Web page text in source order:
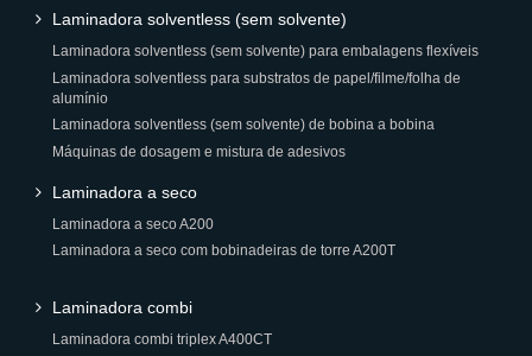
Laminadora solventless (sem solvente)
Laminadora solventless (sem solvente) para embalagens flexíveis
Laminadora solventless para substratos de papel/filme/folha de
alumínio
Laminadora solventless (sem solvente) de bobina a bobina
Máquinas de dosagem e mistura de adesivos
Laminadora a seco
Laminadora a seco A200
Laminadora a seco com bobinadeiras de torre A200T
Laminadora combi
Laminadora combi triplex A400CT